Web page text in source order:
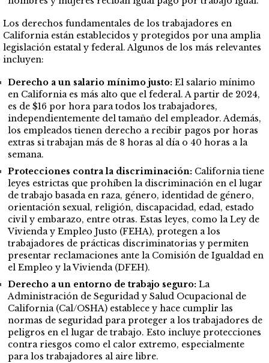
Los derechos fundamentales de los trabajadores en
California están establecidos y protegidos por una amplia
legislación estatal y federal. Algunos de los más relevantes
incluyen:
Derecho a un salario mínimo justo: El salario mínimo
en California es más alto que el federal. A partir de 2024,
es de $16 por hora para todos los trabajadores,
independientemente del tamaño del empleador. Además,
los empleados tienen derecho a recibir pagos por horas
extras si trabajan más de 8 horas al día o 40 horas a la
semana.
Protecciones contra la discriminación: California tiene
leyes estrictas que prohíben la discriminación en el lugar
de trabajo basada en raza, género, identidad de género,
orientación sexual, religión, discapacidad, edad, estado
civil y embarazo, entre otras. Estas leyes, como la Ley de
Vivienda y Empleo Justo (FEHA), protegen a los
trabajadores de prácticas discriminatorias y permiten
presentar reclamaciones ante la Comisión de Igualdad en
el Empleo y la Vivienda (DFEH).
Derecho a un entorno de trabajo seguro: La
Administración de Seguridad y Salud Ocupacional de
California (Cal/OSHA) establece y hace cumplir las
normas de seguridad para proteger a los trabajadores de
peligros en el lugar de trabajo. Esto incluye protecciones
contra riesgos como el calor extremo, especialmente
para los trabajadores al aire libre.